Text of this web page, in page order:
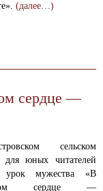
(далее…)
сердце —
сельском
для юных читателей
урок мужества «В
сердце —